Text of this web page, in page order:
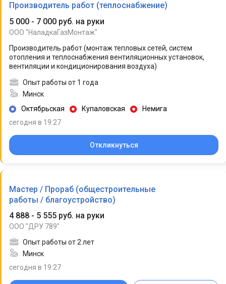
Производитель работ (теплоснабжение)
5 000 - 7 000 руб. на руки
ООО "НаладкаГазМонтаж"
Производитель работ (монтаж тепловых сетей, систем
отопления и теплоснабжения вентиляционных установок,
вентиляции и кондиционирования воздуха)
Опыт работы от 1 года
Минск
Октябрьская
Купаловская
Немига
сегодня в 19:27
Откликнуться
Мастер / Прораб (общестроительные
работы / благоустройство)
4 888 - 5 555 руб. на руки
ООО "ДРУ 789"
Опыт работы от 2 лет
Минск
сегодня в 19:27